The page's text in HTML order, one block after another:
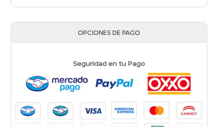
OPCIONES DE PAGO
Seguridad en tu Pago